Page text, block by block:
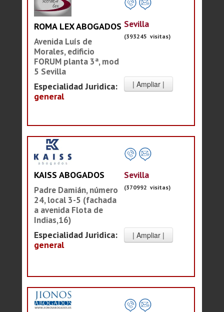
ROMA LEX ABOGADOS
Avenida Luís de
Morales, edificio
FORUM planta 3ª, mod
5 Sevilla
Especialidad Juridica:
general
Sevilla
(393245 visitas)
KAISS ABOGADOS
Padre Damián, número
24, local 3-5 (fachada
a avenida Flota de
Indias,16)
Especialidad Juridica:
general
Sevilla
(370992 visitas)